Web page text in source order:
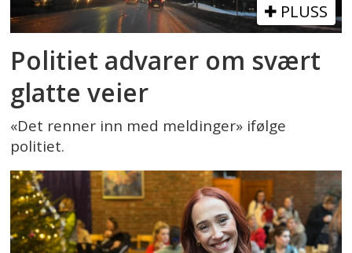
PLUSS
Politiet advarer om svært
glatte veier
«Det renner inn med meldinger» ifølge
politiet.